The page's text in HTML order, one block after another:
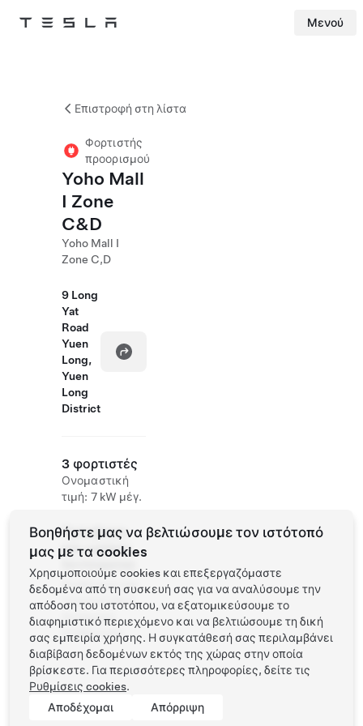
Tesla Μενού
Επιστροφή στη λίστα
Φορτιστής
προορισμού
Yoho Mall
I Zone
C&D
Yoho Mall I
Zone C,D
9 Long
Yat
Road
Yuen
Long,
Yuen
Long
District
3 φορτιστές
Ονομαστική
τιμή: 7 kW μέγ.
Πρόσβαση
και ωράριο
λειτουργίας
Διαθέσιμο για
το κοινό 24/7.
Αυτόματη
στάθμευση
Βοηθήστε μας να βελτιώσουμε τον ιστότοπό
μας με τα cookies
Χρησιμοποιούμε cookies και επεξεργαζόμαστε
δεδομένα από τη συσκευή σας για να αναλύσουμε την
απόδοση του ιστοτόπου, να εξατομικεύσουμε το
διαφημιστικό περιεχόμενο και να βελτιώσουμε τη δική
σας εμπειρία χρήσης. Η συγκατάθεσή σας περιλαμβάνει
διαβίβαση δεδομένων εκτός της χώρας στην οποία
βρίσκεστε. Για περισσότερες πληροφορίες, δείτε τις
Ρυθμίσεις cookies.
Αποδέχομαι
Απόρριψη